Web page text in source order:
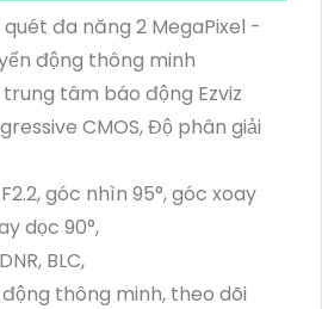
đa năng 2 MegaPixel -
động thông minh
tâm báo động Ezviz
CMOS, Độ phân giải
góc nhìn 95°, góc xoay
dọc 90°,
BLC,
thông minh, theo dõi